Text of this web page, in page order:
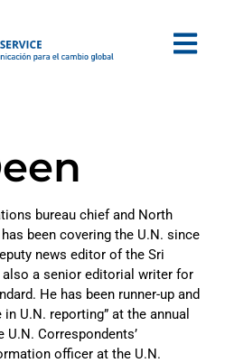
bureau chief and North
been covering the U.N. since
news editor of the Sri
also a senior editorial writer for
He has been runner-up and
U.N. reporting” at the annual
Correspondents’
officer at the U.N.